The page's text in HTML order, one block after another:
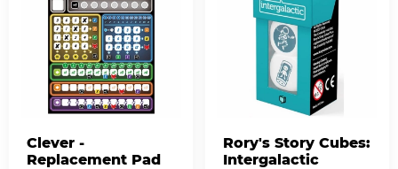
Clever -
Replacement Pad
Rory's Story Cubes:
Intergalactic